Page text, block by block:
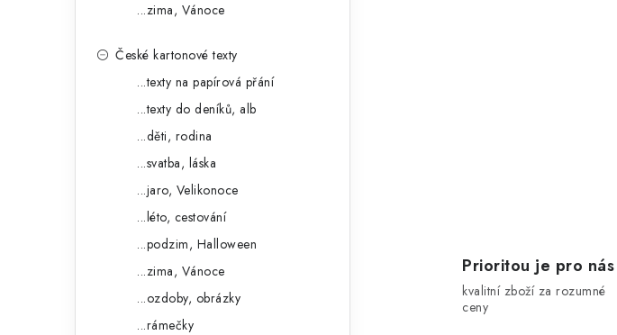
...zima, Vánoce
České kartonové texty
...texty na papírová přání
...texty do deníků, alb
...děti, rodina
...svatba, láska
...jaro, Velikonoce
...léto, cestování
...podzim, Halloween
...zima, Vánoce
...ozdoby, obrázky
...rámečky
Prioritou je pro nás
kvalitní zboží za rozumné
ceny